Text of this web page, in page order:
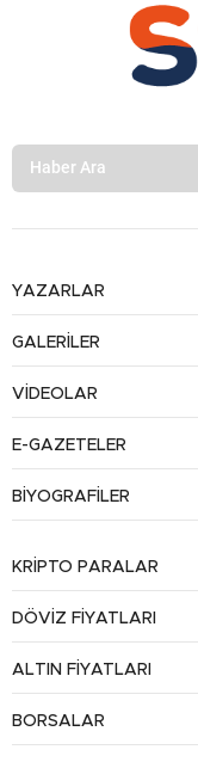
YAZARLAR
GALERİLER
VİDEOLAR
E-GAZETELER
BİYOGRAFİLER
KRİPTO PARALAR
DÖVİZ FİYATLARI
ALTIN FİYATLARI
BORSALAR